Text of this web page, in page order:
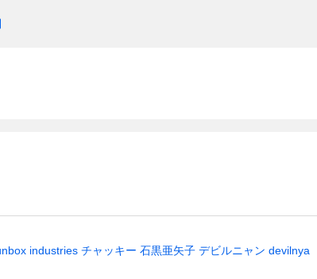
industries チャッキー 石黒亜矢子 デビルニャン devilnya